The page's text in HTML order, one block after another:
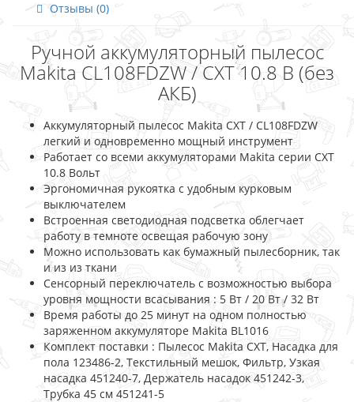
Отзывы (0)
Ручной аккумуляторный пылесос
Makita CL108FDZW / CXT 10.8 В (без
АКБ)
Аккумуляторный пылесос Makita CXT / CL108FDZW
легкий и одновременно мощный инструмент
Работает со всеми аккумуляторами Makita серии CXT
10.8 Вольт
Эргономичная рукоятка с удобным курковым
выключателем
Встроенная светодиодная подсветка облегчает
работу в темноте освещая рабочую зону
Можно использовать как бумажный пылесборник, так
и из из ткани
Сенсорный переключатель с возможностью выбора
уровня мощности всасывания : 5 Вт / 20 Вт / 32 Вт
Время работы до 25 минут на одном полностью
заряженном аккумуляторе Makita BL1016
Комплект поставки : Пылесос Makita CXT, Насадка для
пола 123486-2, Текстильный мешок, Фильтр, Узкая
насадка 451240-7, Держатель насадок 451242-3,
Трубка 45 см 451241-5